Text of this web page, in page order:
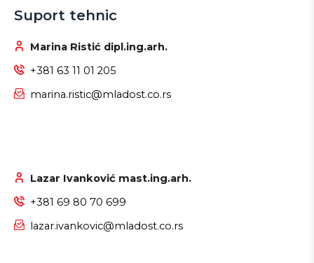
Suport tehnic
Marina Ristić dipl.ing.arh.
+381 63 11 01 205
marina.ristic@mladost.co.rs
Lazar Ivanković mast.ing.arh.
+381 69 80 70 699
lazar.ivankovic@mladost.co.rs